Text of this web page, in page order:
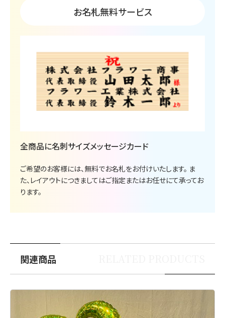
お名札無料サービス
全商品に名刺サイズメッセージカード
ご希望のお客様には、無料でお名札をお付けいたします。 ま
た、レイアウトにつきましてはご指定またはお任せにて承ってお
ります。
関連商品